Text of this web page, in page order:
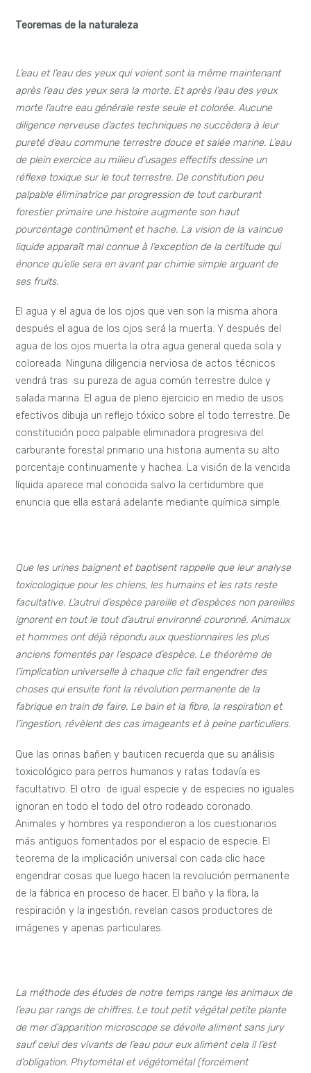
Teoremas de la naturaleza
L’eau et l’eau des yeux qui voient sont la même maintenant
après l’eau des yeux sera la morte. Et après l’eau des yeux
morte l’autre eau générale reste seule et colorée. Aucune
diligence nerveuse d’actes techniques ne succèdera à leur
pureté d’eau commune terrestre douce et salée marine. L’eau
de plein exercice au milieu d’usages effectifs dessine un
réflexe toxique sur le tout terrestre. De constitution peu
palpable éliminatrice par progression de tout carburant
forestier primaire une histoire augmente son haut
pourcentage continûment et hache. La vision de la vaincue
liquide apparaît mal connue à l’exception de la certitude qui
énonce qu’elle sera en avant par chimie simple arguant de
ses fruits.
El agua y el agua de los ojos que ven son la misma ahora
después el agua de los ojos será la muerta. Y después del
agua de los ojos muerta la otra agua general queda sola y
coloreada. Ninguna diligencia nerviosa de actos técnicos
vendrá tras su pureza de agua común terrestre dulce y
salada marina. El agua de pleno ejercicio en medio de usos
efectivos dibuja un reflejo tóxico sobre el todo terrestre. De
constitución poco palpable eliminadora progresiva del
carburante forestal primario una historia aumenta su alto
porcentaje continuamente y hachea. La visión de la vencida
líquida aparece mal conocida salvo la certidumbre que
enuncia que ella estará adelante mediante química simple.
Que les urines baignent et baptisent rappelle que leur analyse
toxicologique pour les chiens, les humains et les rats reste
facultative. L’autrui d’espèce pareille et d’espèces non pareilles
ignorent en tout le tout d’autrui environné couronné. Animaux
et hommes ont déjà répondu aux questionnaires les plus
anciens fomentés par l’espace d’espèce. Le théorème de
l’implication universelle à chaque clic fait engendrer des
choses qui ensuite font la révolution permanente de la
fabrique en train de faire. Le bain et la fibre, la respiration et
l’ingestion, révèlent des cas imageants et à peine particuliers.
Que las orinas bañen y bauticen recuerda que su análisis
toxicológico para perros humanos y ratas todavía es
facultativo. El otro de igual especie y de especies no iguales
ignoran en todo el todo del otro rodeado coronado.
Animales y hombres ya respondieron a los cuestionarios
más antiguos fomentados por el espacio de especie. El
teorema de la implicación universal con cada clic hace
engendrar cosas que luego hacen la revolución permanente
de la fábrica en proceso de hacer. El baño y la fibra, la
respiración y la ingestión, revelan casos productores de
imágenes y apenas particulares.
La méthode des études de notre temps range les animaux de
l’eau par rangs de chiffres. Le tout petit végétal petite plante
de mer d’apparition microscope se dévoile aliment sans jury
sauf celui des vivants de l’eau pour eux aliment cela il l’est
d’obligation. Phytométal et végétométal (forcément